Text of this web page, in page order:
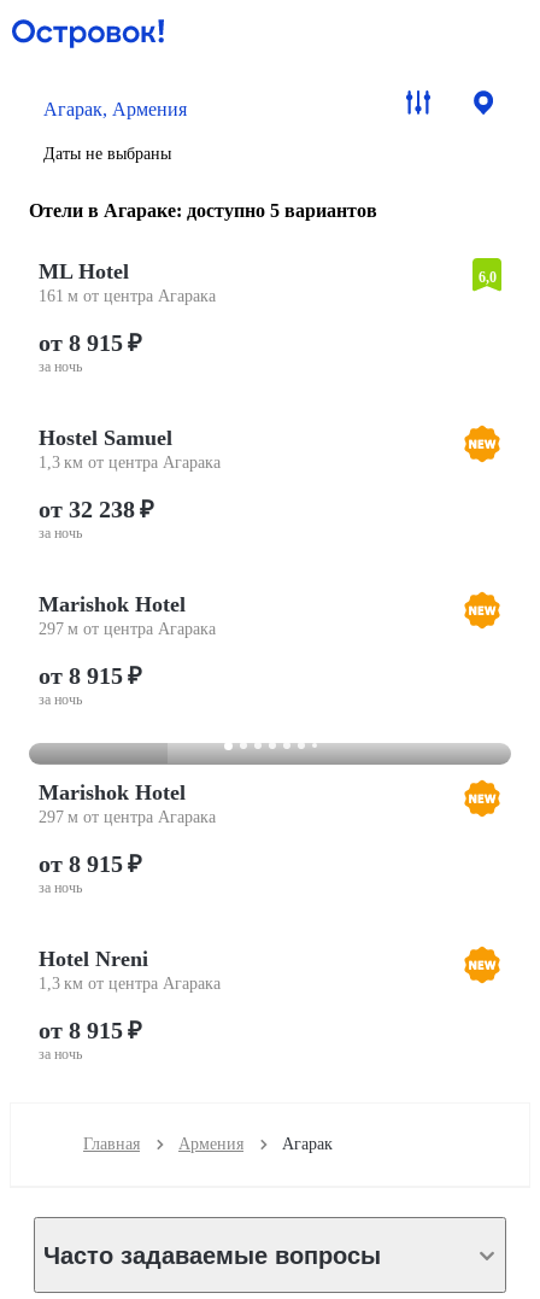
Агарак, Армения
Даты не выбраны
Отели в Агараке: доступно 5 вариантов
ML Hotel
161 м от центра Агарака
6,0
от 8 915 ₽
за ночь
Hostel Samuel
1,3 км от центра Агарака
от 32 238 ₽
за ночь
Marishok Hotel
297 м от центра Агарака
от 8 915 ₽
за ночь
Marishok Hotel
297 м от центра Агарака
от 8 915 ₽
за ночь
Hotel Nreni
1,3 км от центра Агарака
от 8 915 ₽
за ночь
Главная Армения Агарак
Часто задаваемые вопросы